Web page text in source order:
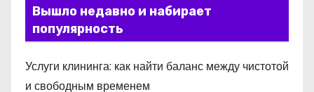
Вышло недавно и набирает
популярность
Услуги клининга: как найти баланс между чистотой
и свободным временем